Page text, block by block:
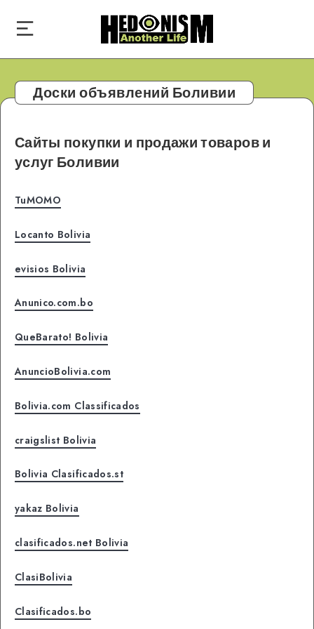
Доски объявлений Боливии
Сайты покупки и продажи товаров и
услуг Боливии
TuMOMO
Locanto Bolivia
evisios Bolivia
Anunico.com.bo
QueBarato! Bolivia
AnuncioBolivia.com
Bolivia.com Classificados
craigslist Bolivia
Bolivia Clasificados.st
yakaz Bolivia
clasificados.net Bolivia
ClasiBolivia
Clasificados.bo